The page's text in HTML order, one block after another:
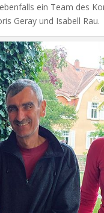
ein Team des
Geray und Isabell Rau.